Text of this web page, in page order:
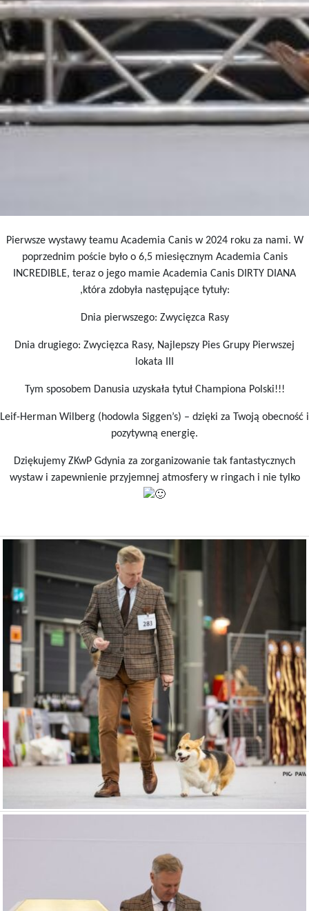
Pierwsze wystawy teamu Academia Canis w 2024 roku za nami. W
poprzednim poście było o 6,5 miesięcznym Academia Canis
INCREDIBLE, teraz o jego mamie Academia Canis DIRTY DIANA
,która zdobyła następujące tytuły:
Dnia pierwszego: Zwycięzca Rasy
Dnia drugiego: Zwycięzca Rasy, Najlepszy Pies Grupy Pierwszej
lokata III
Tym sposobem Danusia uzyskała tytuł Championa Polski!!!
Leif-Herman Wilberg (hodowla Siggen’s) – dzięki za Twoją obecność i
pozytywną energię.
Dziękujemy ZKwP Gdynia za zorganizowanie tak fantastycznych
wystaw i zapewnienie przyjemnej atmosfery w ringach i nie tylko